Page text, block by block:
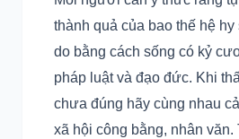
thành quả của bao thế hệ
do bằng cách sống có kỷ
pháp luật và đạo đức. Khi
chưa đúng hãy cùng nhau
xã hội công bằng, nhân văn.